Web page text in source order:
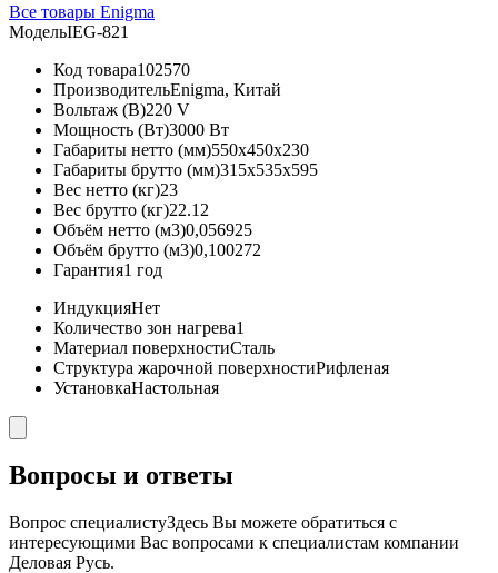
Все товары Enigma
МодельIEG-821
Код товара102570
ПроизводительEnigma, Китай
Вольтаж (В)220 V
Мощность (Вт)3000 Вт
Габариты нетто (мм)550x450x230
Габариты брутто (мм)315x535x595
Вес нетто (кг)23
Вес брутто (кг)22.12
Объём нетто (м3)0,056925
Объём брутто (м3)0,100272
Гарантия1 год
ИндукцияНет
Количество зон нагрева1
Материал поверхностиСталь
Структура жарочной поверхностиРифленая
УстановкаНастольная
Вопросы и ответы
Вопрос специалистуЗдесь Вы можете обратиться с
интересующими Вас вопросами к специалистам компании
Деловая Русь.